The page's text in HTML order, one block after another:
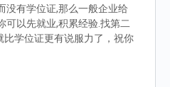
没有学位证,那么一般企业给
可以先就业,积累经验.找第二
学位证更有说服力了，祝你